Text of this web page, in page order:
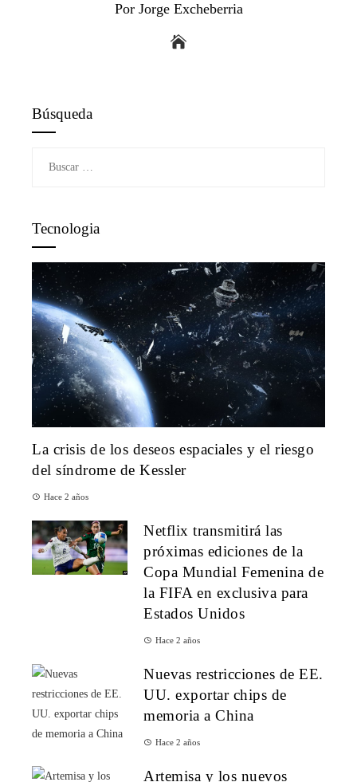
Por Jorge Excheberria
Búsqueda
Tecnologia
La crisis de los deseos espaciales y el riesgo
del síndrome de Kessler
Hace 2 años
Netflix transmitirá las
próximas ediciones de la
Copa Mundial Femenina de
la FIFA en exclusiva para
Estados Unidos
Hace 2 años
Nuevas restricciones de EE.
UU. exportar chips de
memoria a China
Hace 2 años
Artemisa y los nuevos